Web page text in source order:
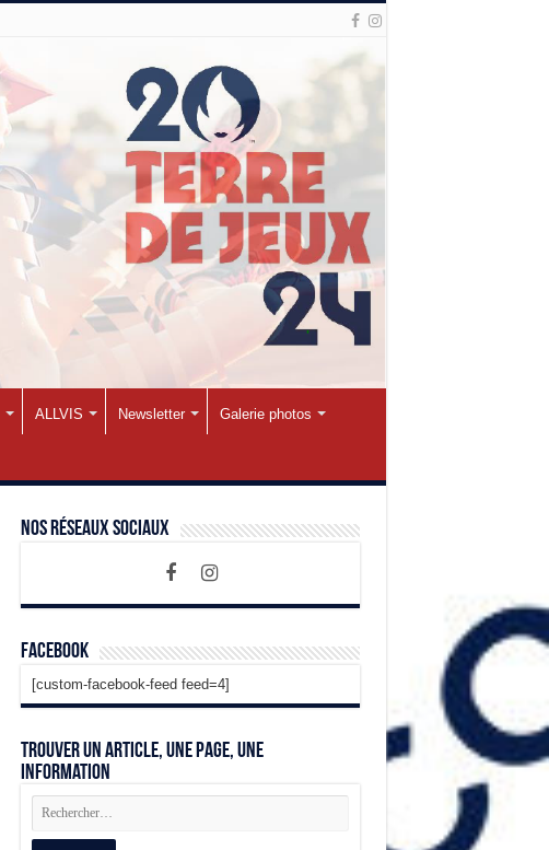
ALLVIS Newsletter Galerie photos
Nos Réseaux Sociaux
Facebook
[custom-facebook-feed feed=4]
Trouver un article, une page, une
information